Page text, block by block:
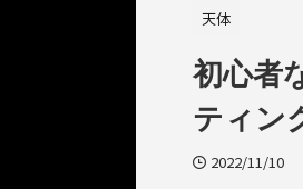
天体
初心者
ティン
2022/11/10